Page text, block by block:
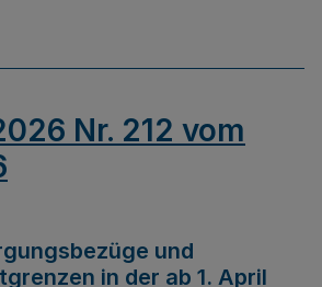
Nr. 212 vom
und
in der ab 1. April